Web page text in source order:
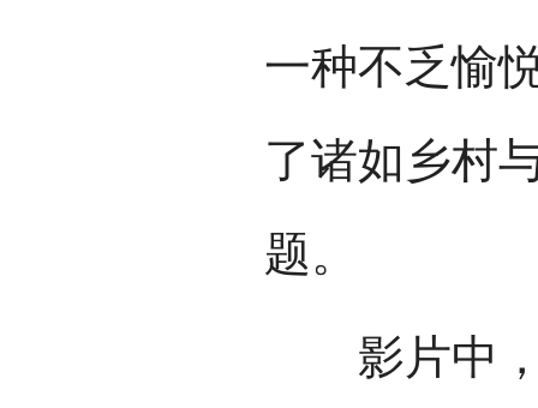
一种不乏愉
了诸如乡村
题。
影片中，